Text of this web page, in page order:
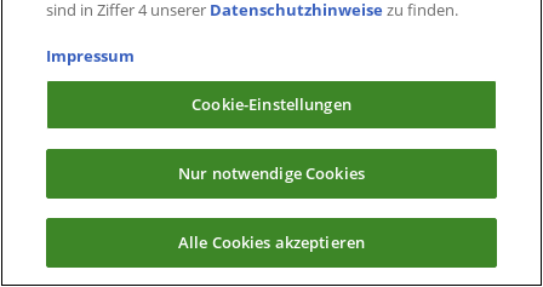
sind in Ziffer 4 unserer Datenschutzhinweise zu finden.
Impressum
Cookie-Einstellungen
Nur notwendige Cookies
Alle Cookies akzeptieren